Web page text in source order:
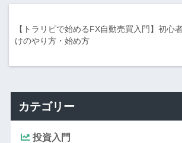
【トラリピで始めるFX自動売買入門】初心
けのやり方・始め方
カテゴリー
投資入門